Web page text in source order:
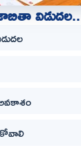
విడుదల..